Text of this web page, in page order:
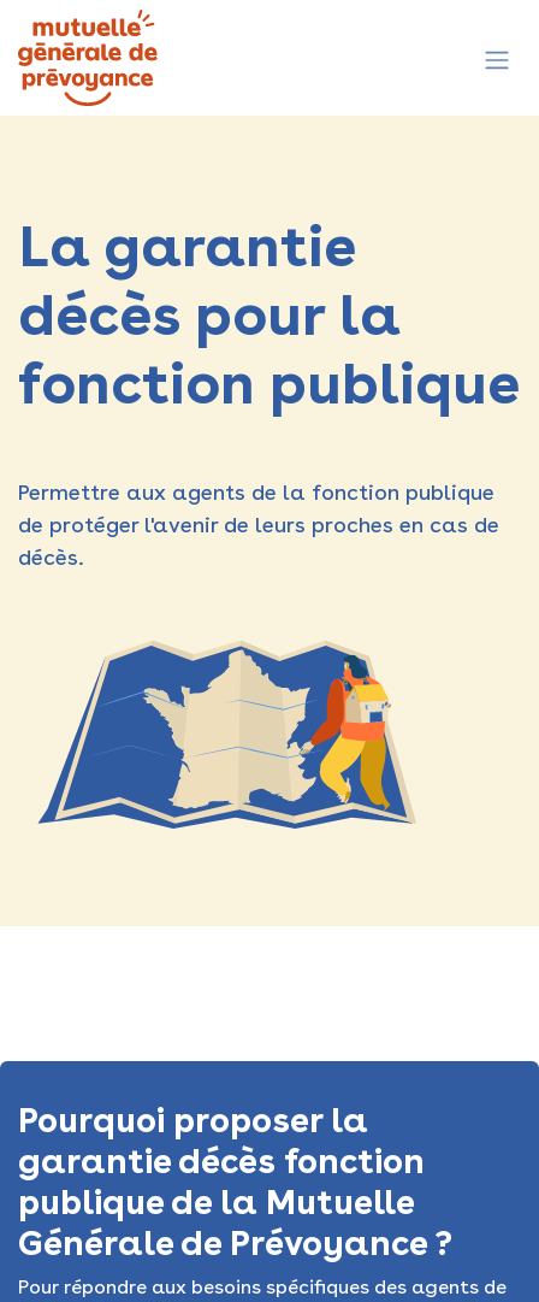
Se rendre au contenu
La garantie
décès pour la
fonction publique
Permettre aux agents de la fonction publique
de protéger l'avenir de leurs proches en cas de
décès.
Pourquoi proposer la
garantie décès fonction
publique de la Mutuelle
Générale de Prévoyance ?
Pour répondre aux besoins spécifiques des agents de